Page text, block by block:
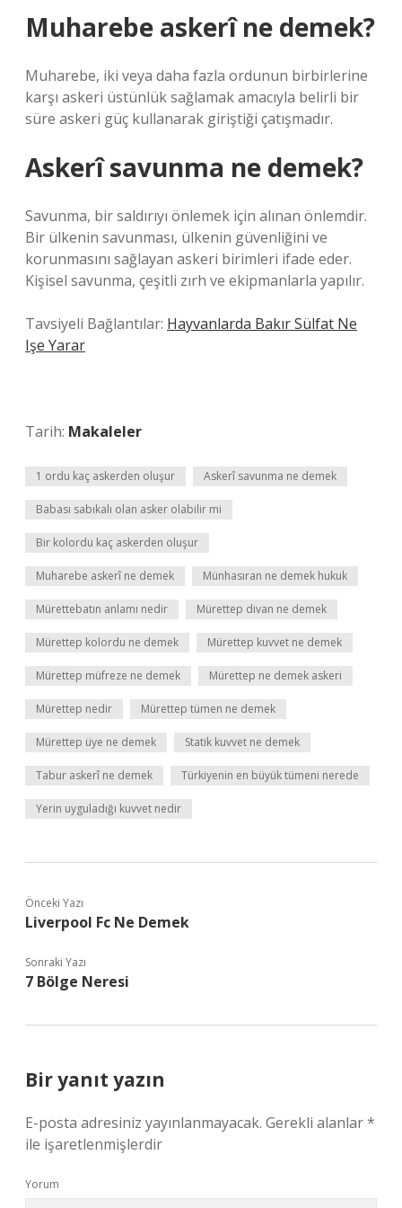
Muharebe askerî ne demek?
Muharebe, iki veya daha fazla ordunun birbirlerine
karşı askeri üstünlük sağlamak amacıyla belirli bir
süre askeri güç kullanarak giriştiği çatışmadır.
Askerî savunma ne demek?
Savunma, bir saldırıyı önlemek için alınan önlemdir.
Bir ülkenin savunması, ülkenin güvenliğini ve
korunmasını sağlayan askeri birimleri ifade eder.
Kişisel savunma, çeşitli zırh ve ekipmanlarla yapılır.
Tavsiyeli Bağlantılar: Hayvanlarda Bakır Sülfat Ne
Işe Yarar
Tarih: Makaleler
1 ordu kaç askerden oluşur Askerî savunma ne demek
Babası sabıkalı olan asker olabilir mi
Bir kolordu kaç askerden oluşur
Muharebe askerî ne demek Münhasıran ne demek hukuk
Mürettebatın anlamı nedir Mürettep divan ne demek
Mürettep kolordu ne demek Mürettep kuvvet ne demek
Mürettep müfreze ne demek Mürettep ne demek askeri
Mürettep nedir Mürettep tümen ne demek
Mürettep üye ne demek Statik kuvvet ne demek
Tabur askerî ne demek Türkiyenin en büyük tümeni nerede
Yerin uyguladığı kuvvet nedir
Önceki Yazı
Liverpool Fc Ne Demek
Sonraki Yazı
7 Bölge Neresi
Bir yanıt yazın
E-posta adresiniz yayınlanmayacak. Gerekli alanlar*
ile işaretlenmişlerdir
Yorum